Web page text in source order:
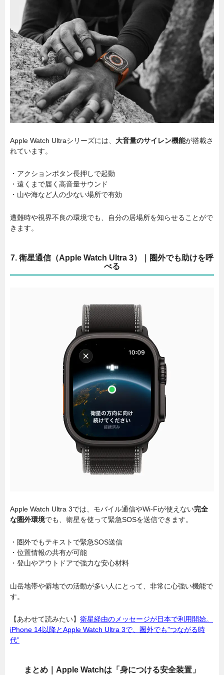
Apple Watch Ultraシリーズには、 大音量のサイレン機能が搭載さ
れています。
・アクションボタン長押しで起動
・遠くまで届く高音量サウンド
・山や海など人の少ない場所で有効
遭難時や視界不良の環境でも、自分の居場所を知らせることがで
きます。
7. 衛星通信（Apple Watch Ultra 3）｜圏外でも助けを呼
べる
Apple Watch Ultra 3では、モバイル通信やWi-Fiが使えない完全
な圏外環境でも、衛星を使って緊急SOSを送信できます。
・圏外でもテキストで緊急SOS送信
・位置情報の共有が可能
・登山やアウトドアで強力な安心材料
山岳地帯や僻地での活動が多い人にとって、非常に心強い機能で
す。
【あわせて読みたい】 衛星経由のメッセージが日本で利用開始。
iPhone 14以降とApple Watch Ultra 3で、圏外でも”つながる時
代”
まとめ｜Apple Watchは「身につける安全装置」